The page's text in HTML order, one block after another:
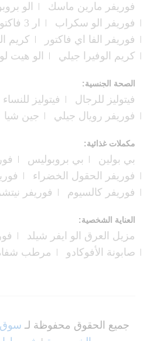
فوريفر مارين ماسك
الو
فوريفر الو سكراب
ار 3 فاكتور
فوريفر الفا اي فاكتور
كريم
كريم الوفيرا جيلي
الو هيت
الصحة الجنسية:
فيتوليز للرجال فيتوليز للنساء
فوريفر رويال جيلي
جين شيا
مكملات غذائية:
بي بولين بي بروبوليس
فوريفر الحقول الخضراء
فوريفر كالسيوم
فوريفر
العناية الشخصية:
مزيل العرق الو ايفر شيلد
صابونة الأفوكادو
مرطب
جميع الحقوق محفوظة لـ سوق